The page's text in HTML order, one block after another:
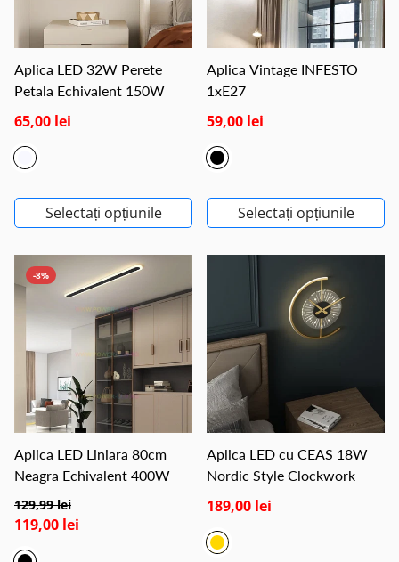
Aplica LED 32W Perete
Petala Echivalent 150W
65,00 lei
Selectați opțiunile
Aplica Vintage INFESTO
1xE27
59,00 lei
Selectați opțiunile
-8%
Aplica LED Liniara 80cm
Neagra Echivalent 400W
129,99 lei
119,00 lei
Aplica LED cu CEAS 18W
Nordic Style Clockwork
189,00 lei